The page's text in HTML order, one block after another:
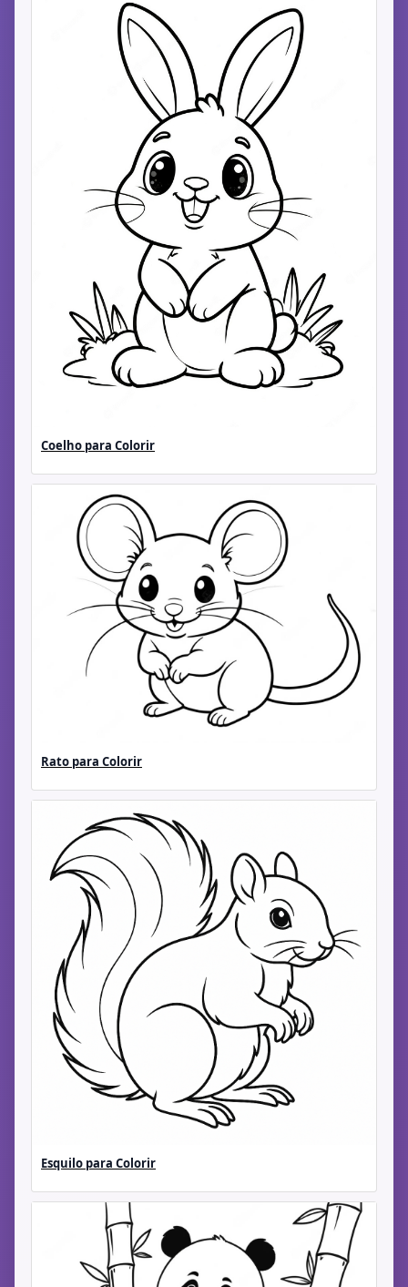
Coelho para Colorir
Rato para Colorir
Esquilo para Colorir